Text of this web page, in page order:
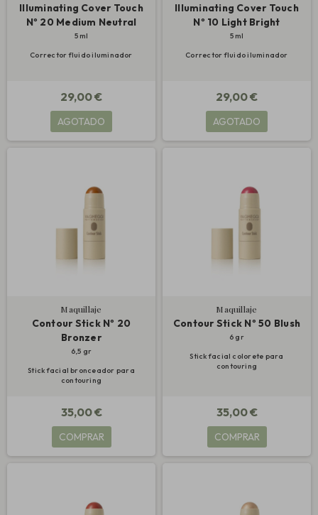
Illuminating Cover Touch
Nº 20 Medium Neutral
5 ml
Corrector fluido iluminador
29,00 €
AGOTADO
Illuminating Cover Touch
Nº 10 Light Bright
5 ml
Corrector fluido iluminador
29,00 €
AGOTADO
Maquillaje
Contour Stick Nº 20
Bronzer
6,5 gr
Stick facial bronceador para
contouring
35,00 €
COMPRAR
Maquillaje
Contour Stick Nº 50 Blush
6 gr
Stick facial colorete para
contouring
35,00 €
COMPRAR